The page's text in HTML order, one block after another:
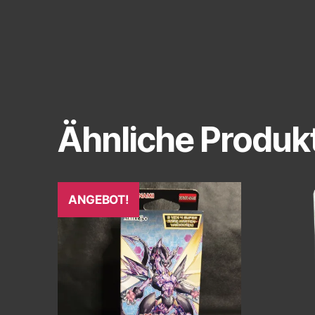
Ähnliche
ANGEBOT!